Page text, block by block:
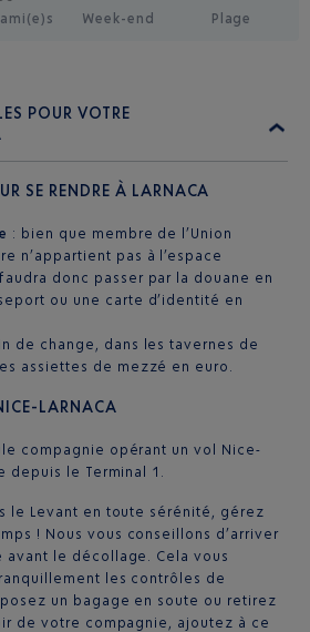
Week-end Plage
POUR VOTRE
SE RENDRE À LARNACA
: bien que membre de l’Union
n’appartient pas à l’espace
donc passer par la douane en
ou une carte d’identité en
de change, dans les tavernes de
assiettes de mezzé en euro.
LARNACA
compagnie opérant un vol Nice-
depuis le Terminal 1.
le Levant en toute sérénité, gérez
! Nous vous conseillons d’arriver
avant le décollage. Cela vous
les contrôles de
un bagage en soute ou retirez
de votre compagnie, ajoutez à ce